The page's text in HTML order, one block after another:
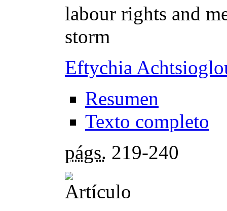
labour rights and
storm
Eftychia
Resumen
Texto completo
págs. 219-240